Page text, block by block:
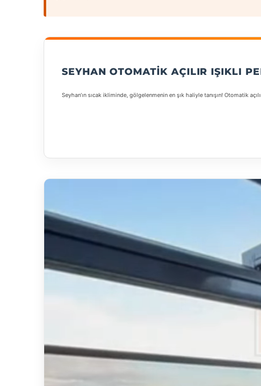
SEYHAN OTOMATIK AÇILIR IŞIKLI
Seyhan’ın sıcak ikliminde, gölgelenmenin en şık haliyle tanışın! Otomatik